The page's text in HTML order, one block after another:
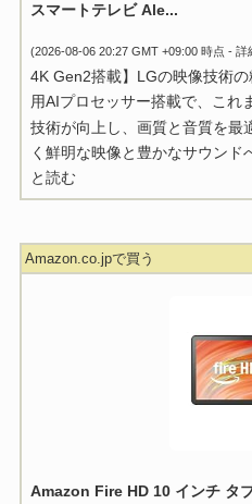
スマートテレビ Ale...
(2026-08-06 20:27 GMT +09:00 時点 - 詳
4K Gen2搭載】LGの映像技術
用AIプロセッサー搭載で、これ
技術が向上し、画質と音質を最
く鮮明な映像と豊かなサウンド
と読む
Amazon.co.jpで買う
Amazon Fire HD 10 インチ タ